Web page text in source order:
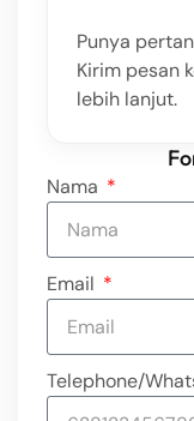
Punya
Kirim pesan
lebih lanjut.
Nama
Email
Telephone/